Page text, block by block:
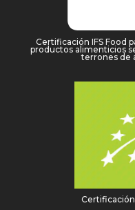
Certificación IFS Food
productos alimenticios
terrones de